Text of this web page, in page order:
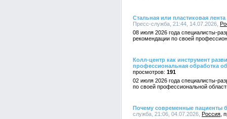
Стальная или пластиковая
Пресс-служба, 21:44, 14.07.2026,
08 июля 2026 года специалисты-
рекомендации по своей
Колл-центр как инструмент
профессиональная обработка
191
02 июля 2026 года специалисты-
по своей профессиональной
Почему современные пациенты
служба, 21:06, 04.07.2026, Россия